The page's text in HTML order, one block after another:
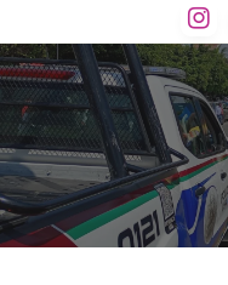
al
contenido